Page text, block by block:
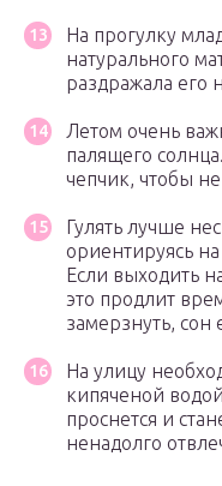
На прогулку
натурального
раздражала его
Летом очень
палящего
чепчик, чтобы
Гулять лучше
ориентируясь
Если выходить
это продлит
замерзнуть, сон
На улицу
кипяченой
проснется и
ненадолго